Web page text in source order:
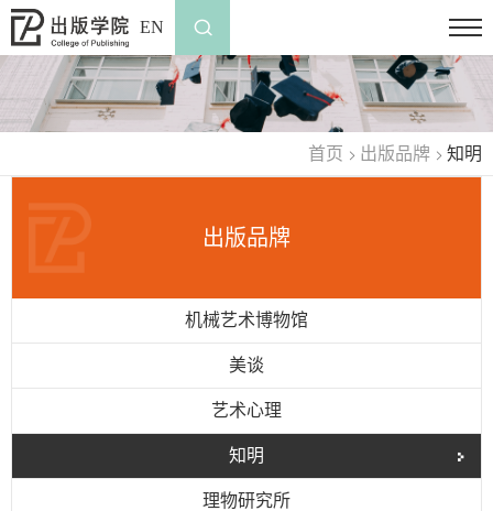
EN
首页 出版品牌 知明
出版品牌
机械艺术博物馆
美谈
艺术心理
知明
理物研究所